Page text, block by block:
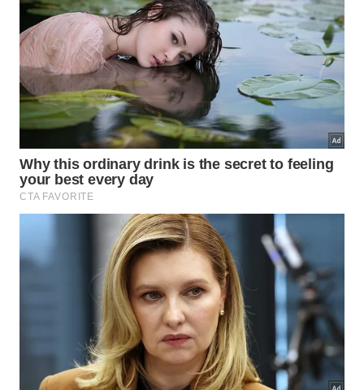
subterrâneo estão apresentados noelenco
indicado.
Grandes jazidas de níquel utilizadas na
fabricação de baterias modernas.
Depósitos ricos em cobre fundamentais para a
infraestrutura de eletrificação.
Minerais críticos essenciais e diamantes
presentes nas formações rochosas profundas.
Quais desafios a engenharia precisa
superar agora?
Apesar do otimismo inicial com as descobertas
contínuas no subsolo o fenômeno exige cautela por
parte dos investidores e cientistas. Não há garantias
de que todas as escavações antigas funcionem
como fontes comerciais viáveis decombustível
ecológico.